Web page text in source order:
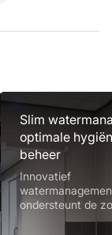
Slim
optimale
beheer
Innovatief
ondersteunt de